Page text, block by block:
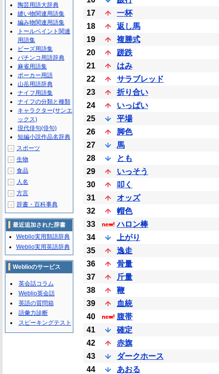
17
一杯
18
返し馬
19
複勝式
20
蹉跌
21
はみ
22
サラブレッド
23
折り合い
24
いっぱい
25
平場
26
脚色
27
馬
28
とも
29
いっそう
30
叩く
31
オッズ
32
帽色
33
ハロン棒
34
上がり
35
逸走
36
骨量
37
斤量
38
鞭
39
血統
40
腹帯
41
確定
42
赤旗
43
ダークホース
44
あおる
陶芸用語大辞典
縫い物関連用語集
編み物関連用語集
トールペイント関連
用語集
ビーズ用語集
パチンコ用語辞典
麻雀用語集
ポーカー用語
山岳用語辞典
ナイフ用語集
ナイフの分類と種類
キャラクター(サンエ
ックス)
現代俳句(俳句)
短編小説作品名辞典
＋ スポーツ
＋ 生物
＋ 食品
＋ 人名
＋ 方言
＋ 辞書・百科事典
最近追加された辞書
Weblio実用類語辞典
Weblio実用英語辞典
Weblioのサービス
英会話コラム
Weblio英会話
英語の質問箱
語彙力診断
スピーキングテスト